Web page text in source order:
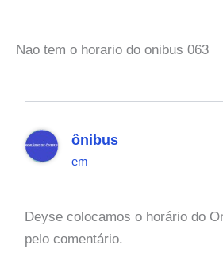
Nao tem o horario do onibus 063
ônibus
em
Deyse colocamos o horário do
pelo comentário.